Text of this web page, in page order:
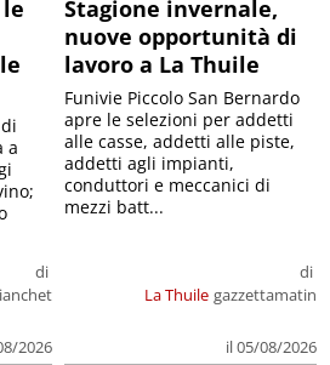
di
2026
a
Stagione invernale,
nuove opportunità di
lavoro a La Thuile
La Thuile
di
gazzettamatin
il 05/08/2026
Funivie Piccolo San Bernardo
apre le selezioni per addetti
alle casse, addetti alle piste,
addetti agli impianti,
conduttori e meccanici di
mezzi batt...